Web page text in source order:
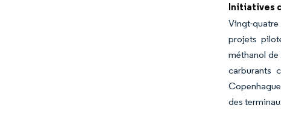
Initiatives
Vingt-quatre
projets
méthanol de
carburants
des